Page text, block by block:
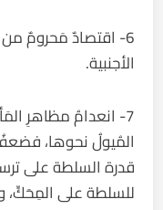
6- اقتصادٌ مَحرومٌ
الأجنبية.
7- انعدامُ مظاهرِ
المُيولُ نحوها،
قدرة السلطة على
للسلطة على المِحَكِّ،